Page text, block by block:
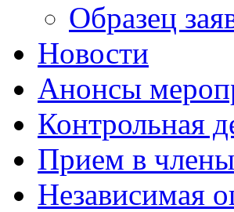
Образец
Новости
Анонсы
Контрольная
Прием в
Независимая